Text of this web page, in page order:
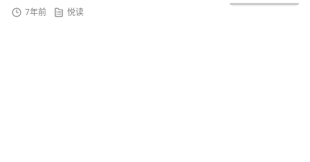
迷，但往往在刷刷点点中杀死很多时间。
7年前 悦读